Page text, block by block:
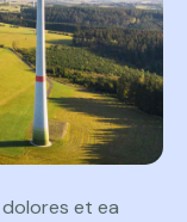
et ea